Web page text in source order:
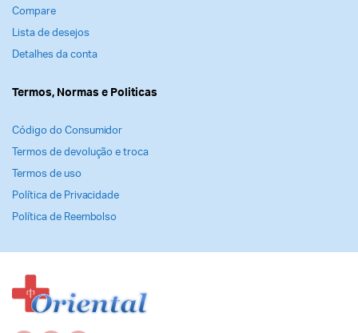
Compare
Lista de desejos
Detalhes da conta
Termos, Normas e Politicas
Código do Consumidor
Termos de devolução e troca
Termos de uso
Política de Privacidade
Política de Reembolso